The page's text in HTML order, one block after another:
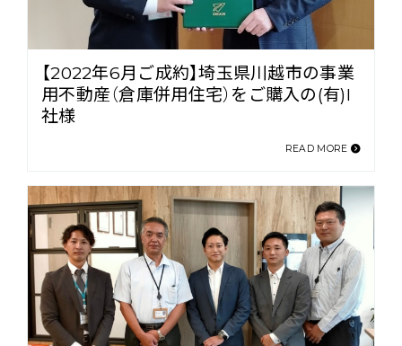
【2022年6月ご成約】埼玉県川越市の事業
用不動産（倉庫併用住宅）をご購入の(有)I
社様
READ MORE